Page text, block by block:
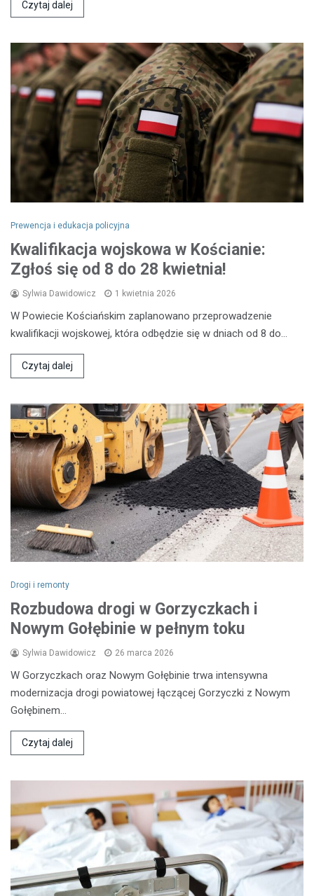
Czytaj dalej
Prewencja i edukacja policyjna
Kwalifikacja wojskowa w Kościanie:
Zgłoś się od 8 do 28 kwietnia!
Sylwia Dawidowicz 1 kwietnia 2026
W Powiecie Kościańskim zaplanowano przeprowadzenie
kwalifikacji wojskowej, która odbędzie się w dniach od 8 do…
Czytaj dalej
Drogi i remonty
Rozbudowa drogi w Gorzyczkach i
Nowym Gołębinie w pełnym toku
Sylwia Dawidowicz 26 marca 2026
W Gorzyczkach oraz Nowym Gołębinie trwa intensywna
modernizacja drogi powiatowej łączącej Gorzyczki z Nowym
Gołębinem…
Czytaj dalej